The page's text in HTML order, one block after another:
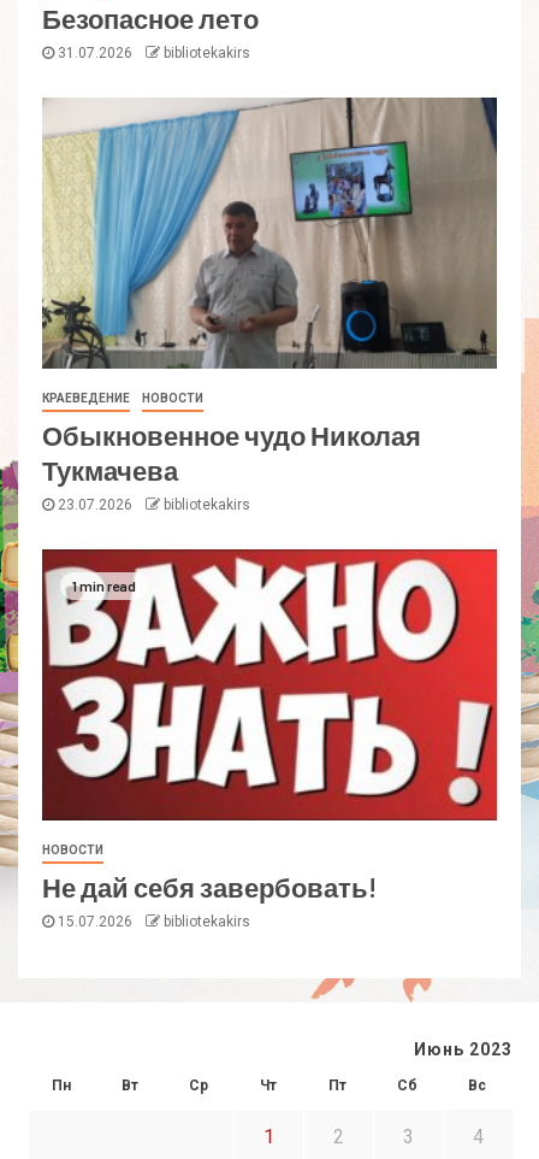
Безопасное лето
31.07.2026 bibliotekakirs
КРАЕВЕДЕНИЕ НОВОСТИ
Обыкновенное чудо Николая
Тукмачева
23.07.2026 bibliotekakirs
1 min read
НОВОСТИ
Не дай себя завербовать!
15.07.2026 bibliotekakirs
Июнь 2023
Пн Вт Ср Чт Пт Сб Вс
1 2 3 4